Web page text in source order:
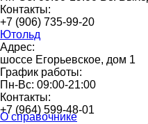
Контакты:
+7 (906) 735-99-20
Ютольд
Адрес:
шоссе Егорьевское, дом 1
График работы:
Пн-Вс: 09:00-21:00
Контакты:
+7 (964) 599-48-01
О справочнике